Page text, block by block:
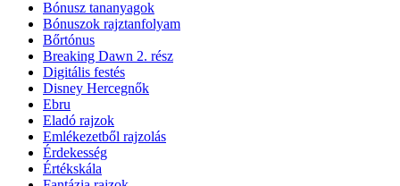
Bónusz tananyagok
Bónuszok rajztanfolyam
Bőrtónus
Breaking Dawn 2. rész
Digitális festés
Disney Hercegnők
Ebru
Eladó rajzok
Emlékezetből rajzolás
Érdekesség
Értékskála